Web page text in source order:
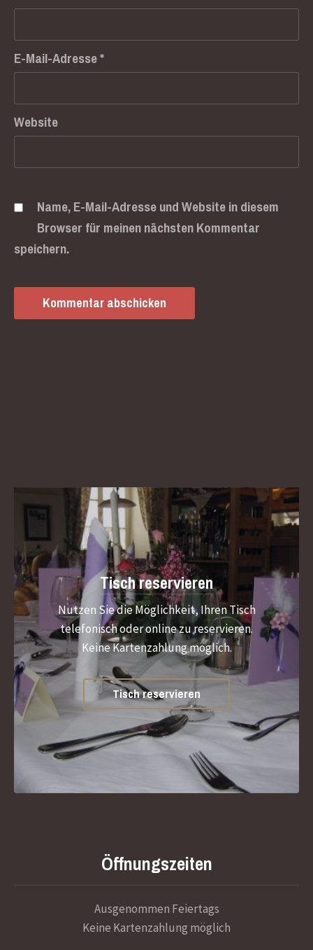
E-Mail-Adresse*
Website
Name, E-Mail-Adresse und Website in diesem
Browser für meinen nächsten Kommentar
speichern.
Tisch reservieren
Nutzen Sie die Möglichkeit, Ihren Tisch
telefonisch oder online zu reservieren.
Keine Kartenzahlung möglich.
Tisch reservieren
Öffnungszeiten
Ausgenommen Feiertags
Keine Kartenzahlung möglich